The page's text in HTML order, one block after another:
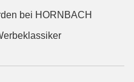
bei HORNBACH